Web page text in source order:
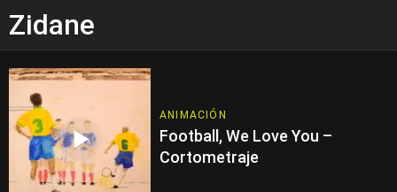
Zidane
ANIMACIÓN
Football, We Love You –
Cortometraje